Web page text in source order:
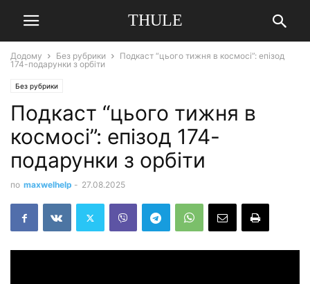
THULE
Додому Без рубрики
Подкаст “цього тижня в космосі”: епізод
174-подарунки з орбіти
Без рубрики
Подкаст “цього тижня в
космосі”: епізод 174-
подарунки з орбіти
по maxwelhelp - 27.08.2025